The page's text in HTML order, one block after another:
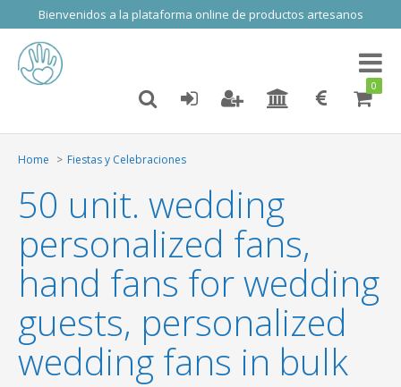
Bienvenidos a la plataforma online de productos artesanos
Toggle
0
Home Fiestas y Celebraciones
50 unit. wedding
personalized fans,
hand fans for wedding
guests, personalized
wedding fans in bulk